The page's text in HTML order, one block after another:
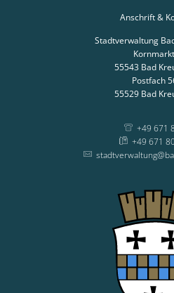
Anschrift &
Stadtverwaltung
55543 Bad
Postfach
55529 Bad
+49 671
+49 671